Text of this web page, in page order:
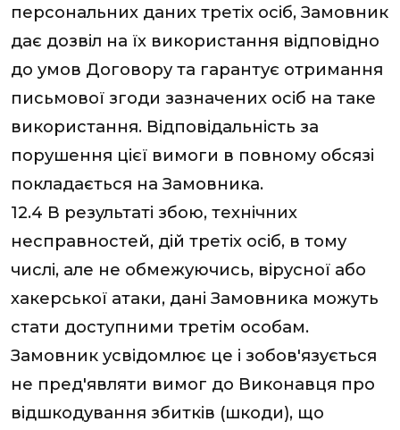
персональних даних третіх осіб, Замовник
дає дозвіл на їх використання відповідно
до умов Договору та гарантує отримання
письмової згоди зазначених осіб на таке
використання. Відповідальність за
порушення цієї вимоги в повному обсязі
покладається на Замовника.
12.4 В результаті збою, технічних
несправностей, дій третіх осіб, в тому
числі, але не обмежуючись, вірусної або
хакерської атаки, дані Замовника можуть
стати доступними третім особам.
Замовник усвідомлює це і зобов'язується
не пред'являти вимог до Виконавця про
відшкодування збитків (шкоди), що